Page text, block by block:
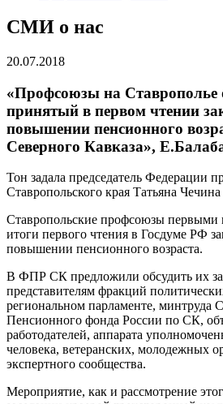
СМИ о нас
20.07.2018
«Профсоюзы на Ставрополье
принятый в первом чтении
повышении пенсионного
Северного Кавказа»,
Тон задала председатель Федерации
Ставропольского края Татьяна Чечина
Ставропольские профсоюзы первыми
итоги первого чтения в Госдуме РФ
повышении пенсионного возраста.
В ФПР СК предложили обсудить их
представителям фракций
региональном парламенте, минтруда
Пенсионного фонда России по СК,
работодателей, аппарата
человека, ветеранских, молодежных
экспертного сообщества.
Мероприятие, как и рассмотрение